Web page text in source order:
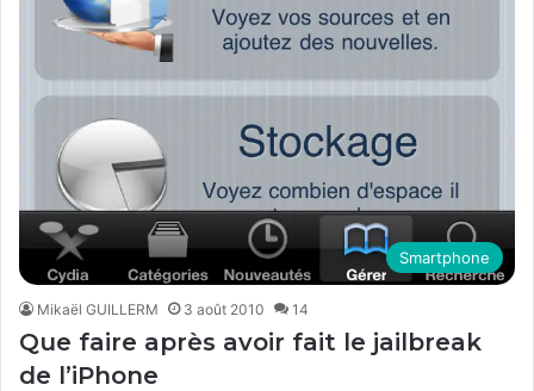
Smartphone
Mikaël GUILLERM 3 août 2010 14
Que faire après avoir fait le jailbreak
de l’iPhone